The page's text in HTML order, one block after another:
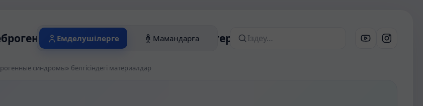
синдромы» белгісіндегі материалдар
Емделушілерге Мамандарға Сайттан іздеу
синдромы» белгісіндегі материалдар